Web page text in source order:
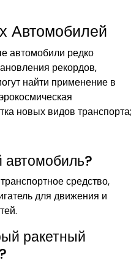
Автомобилей
автомобили редко
рекордов‚
найти применение в
новых видов транспорта;
автомобиль?
средство‚
для движения и
ракетный